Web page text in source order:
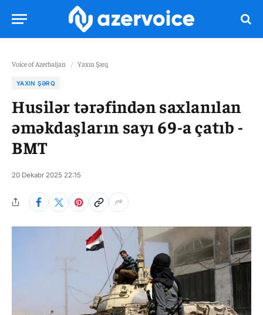
Voice of Azerbaijan / Yaxın Şərq
YAXIN ŞƏRQ
Husilər tərəfindən saxlanılan
əməkdaşların sayı 69-a çatıb -
BMT
20 Dekabr 2025 22:15